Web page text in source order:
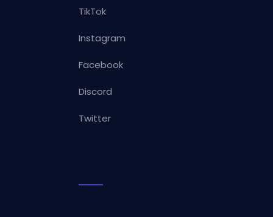
TikTok
Instagram
Facebook
Discord
Twitter